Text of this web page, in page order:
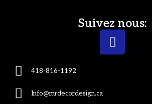
Suivez nous:
418-816-1192
Info@mrdecordesign.ca